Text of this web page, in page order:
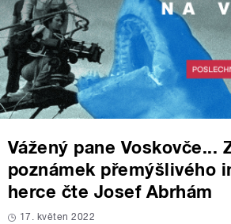
Vážený pane Voskovče...
poznámek přemýšlivého
herce čte Josef Abrhám
17. květen 2022